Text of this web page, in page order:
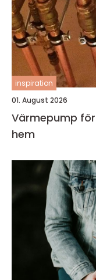
inspiration
01. August 2026
Värmepump
hem